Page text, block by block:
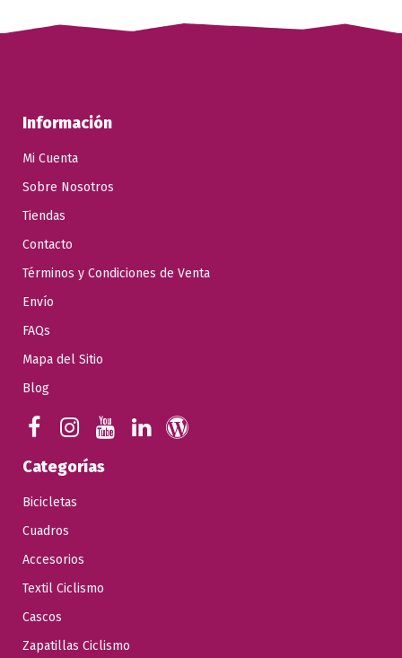
Información
Mi Cuenta
Sobre Nosotros
Tiendas
Contacto
Términos y Condiciones de Venta
Envío
FAQs
Mapa del Sitio
Blog
Categorías
Bicicletas
Cuadros
Accesorios
Textil Ciclismo
Cascos
Zapatillas Ciclismo